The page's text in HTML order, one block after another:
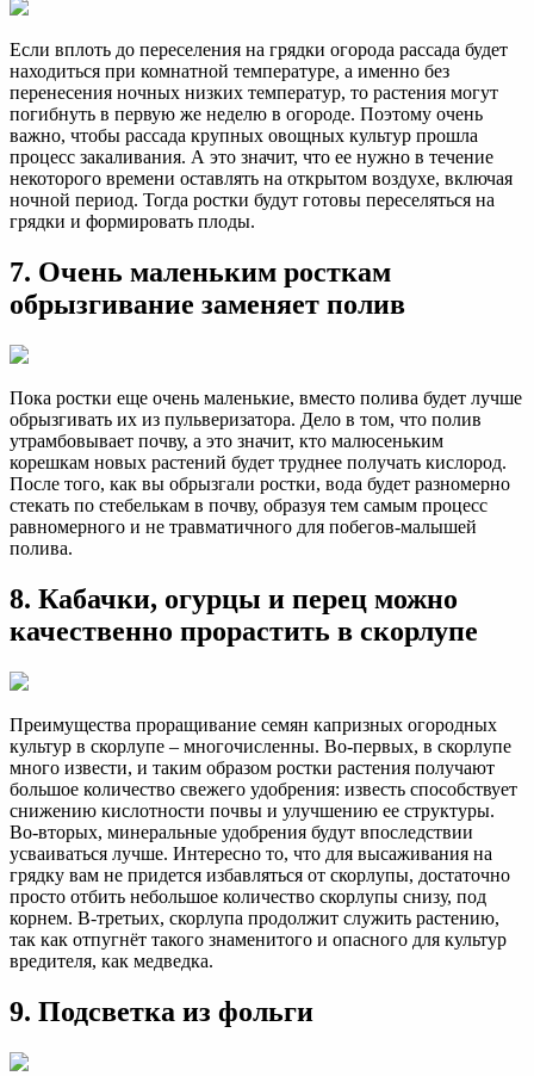
Если вплоть до переселения на грядки огорода рассада будет
находиться при комнатной температуре, а именно без
перенесения ночных низких температур, то растения могут
погибнуть в первую же неделю в огороде. Поэтому очень
важно, чтобы рассада крупных овощных культур прошла
процесс закаливания. А это значит, что ее нужно в течение
некоторого времени оставлять на открытом воздухе, включая
ночной период. Тогда ростки будут готовы переселяться на
грядки и формировать плоды.
7. Очень маленьким росткам
обрызгивание заменяет полив
Пока ростки еще очень маленькие, вместо полива будет лучше
обрызгивать их из пульверизатора. Дело в том, что полив
утрамбовывает почву, а это значит, кто малюсеньким
корешкам новых растений будет труднее получать кислород.
После того, как вы обрызгали ростки, вода будет разномерно
стекать по стебелькам в почву, образуя тем самым процесс
равномерного и не травматичного для побегов-малышей
полива.
8. Кабачки, огурцы и перец можно
качественно прорастить в скорлупе
Преимущества проращивание семян капризных огородных
культур в скорлупе – многочисленны. Во-первых, в скорлупе
много извести, и таким образом ростки растения получают
большое количество свежего удобрения: известь способствует
снижению кислотности почвы и улучшению ее структуры.
Во-вторых, минеральные удобрения будут впоследствии
усваиваться лучше. Интересно то, что для высаживания на
грядку вам не придется избавляться от скорлупы, достаточно
просто отбить небольшое количество скорлупы снизу, под
корнем. В-третьих, скорлупа продолжит служить растению,
так как отпугнёт такого знаменитого и опасного для культур
вредителя, как медведка.
9. Подсветка из фольги